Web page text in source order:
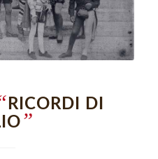
RICORDI DI
”